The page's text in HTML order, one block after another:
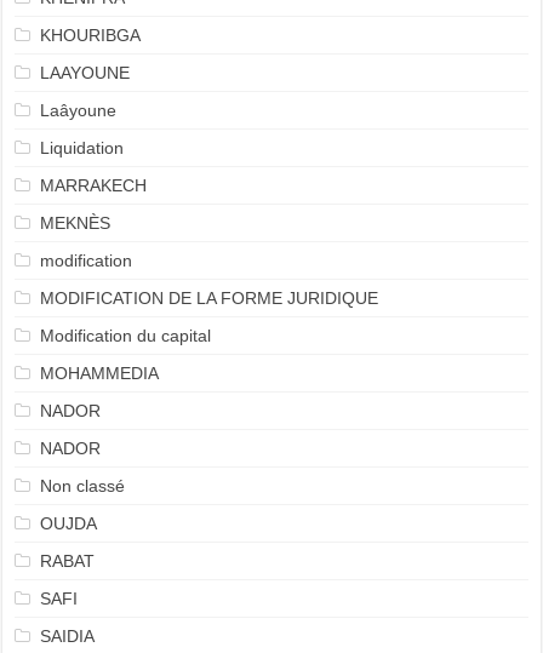
KHOURIBGA
LAAYOUNE
Laâyoune
Liquidation
MARRAKECH
MEKNÈS
modification
MODIFICATION DE LA FORME JURIDIQUE
Modification du capital
MOHAMMEDIA
NADOR
NADOR
Non classé
OUJDA
RABAT
SAFI
SAIDIA